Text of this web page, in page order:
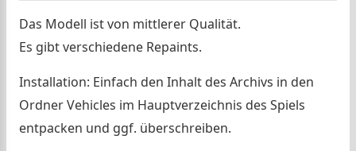
Das Modell ist von mittlerer Qualität.
Es gibt verschiedene Repaints.
Installation: Einfach den Inhalt des Archivs in den
Ordner Vehicles im Hauptverzeichnis des Spiels
entpacken und ggf. überschreiben.